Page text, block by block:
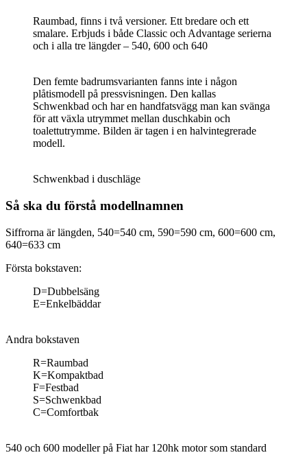
Raumbad, finns i två versioner. Ett bredare och ett
smalare. Erbjuds i både Classic och Advantage serierna
och i alla tre längder – 540, 600 och 640
Den femte badrumsvarianten fanns inte i någon
plåtismodell på pressvisningen. Den kallas
Schwenkbad och har en handfatsvägg man kan svänga
för att växla utrymmet mellan duschkabin och
toalettutrymme. Bilden är tagen i en halvintegrerade
modell.
Schwenkbad i duschläge
Så ska du förstå modellnamnen
Siffrorna är längden, 540=540 cm, 590=590 cm, 600=600 cm,
640=633 cm
Första bokstaven:
D=Dubbelsäng
E=Enkelbäddar
Andra bokstaven
R=Raumbad
K=Kompaktbad
F=Festbad
S=Schwenkbad
C=Comfortbak
540 och 600 modeller på Fiat har 120hk motor som standard